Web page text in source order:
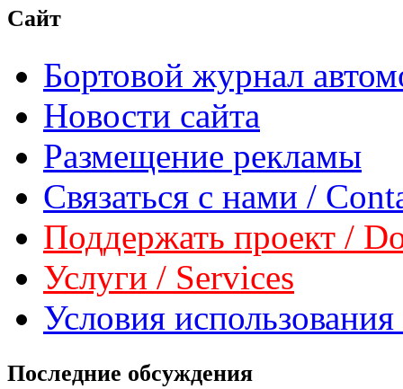
Сайт
Бортовой журнал
Новости сайта
Размещение рекламы
Связаться с нами /
Поддержать проект /
Услуги / Services
Условия
Последние обсуждения